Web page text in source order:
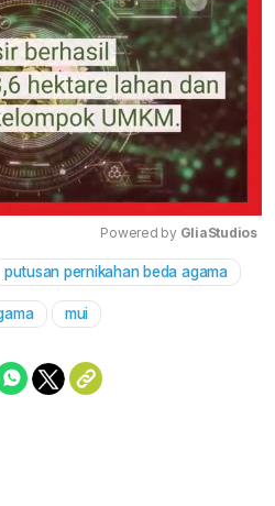
Mute
Powered by GliaStudios
putusan pernikahan beda agama
mui